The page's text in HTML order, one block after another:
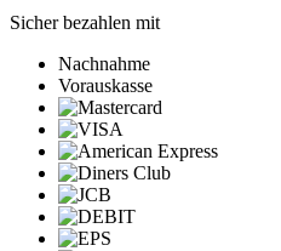
Sicher bezahlen mit
Nachnahme
Vorauskasse